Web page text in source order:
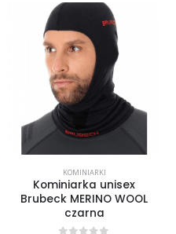
KOMINIARKI
Kominiarka unisex
Brubeck MERINO WOOL
czarna